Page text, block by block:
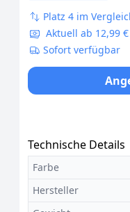
Platz 4 im
Aktuell ab 12,99 €
Sofort verfügbar
Technische Details
Farbe
Hersteller